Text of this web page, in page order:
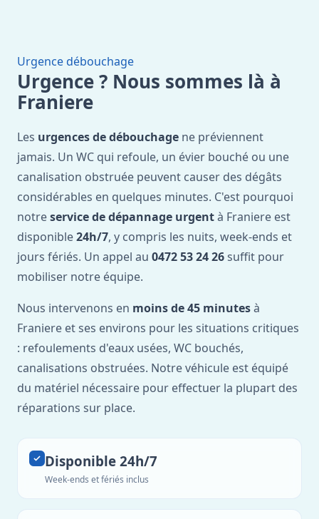
Urgence débouchage
Urgence ? Nous sommes là à
Franiere
Les urgences de débouchage ne préviennent
jamais. Un WC qui refoule, un évier bouché ou une
canalisation obstruée peuvent causer des dégâts
considérables en quelques minutes. C'est pourquoi
notreservice de dépannage urgentà Franiere est
disponible24h/7, y compris les nuits, week-ends et
jours fériés. Un appel au 0472 53 24 26 suffit pour
mobiliser notre équipe.
Nous intervenons en moins de 45 minutesà
Franiere et ses environs pour les situations critiques
: refoulements d'eaux usées, WC bouchés,
canalisations obstruées. Notre véhicule est équipé
du matériel nécessaire pour effectuer la plupart des
réparations sur place.
Disponible 24h/7
Week-ends et fériés inclus